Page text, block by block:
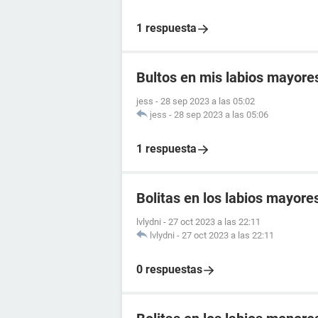
1 respuesta
Bultos en mis labios
jess - 28 sep 2023 a las 05:02
jess - 28 sep 2023 a las 05:06
1 respuesta
Bolitas en los labios
lvlydni - 27 oct 2023 a las 22:11
lvlydni - 27 oct 2023 a las 22:11
0 respuestas